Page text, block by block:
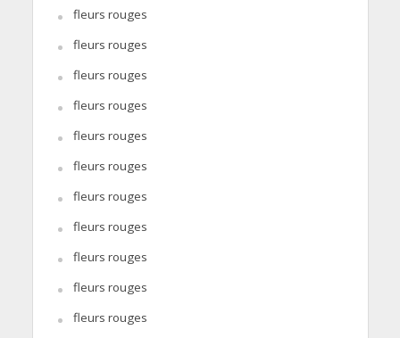
fleurs rouges
fleurs rouges
fleurs rouges
fleurs rouges
fleurs rouges
fleurs rouges
fleurs rouges
fleurs rouges
fleurs rouges
fleurs rouges
fleurs rouges